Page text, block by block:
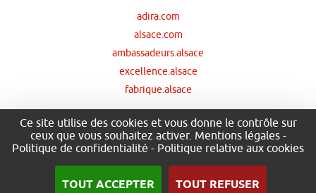
adira.com
alsace.com
ambassadeurs.alsace
excellence.alsace
fabrique.alsace
Nos principaux financeurs
Ce site utilise des cookies et vous donne le contrôle sur
ceux que vous souhaitez activer. Mentions légales-
Politique de confidentialité - Politique relative aux cookies
TOUT ACCEPTER TOUT REFUSER